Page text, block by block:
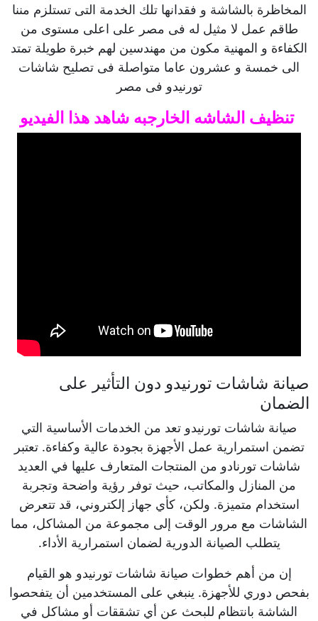
المخاظرة بالشاشة و فقدانها تلك الخدمة التى تستلزم مننا
طاقم عمل لا مثيل له فى مصر على اعلى مستوى من
الكفاءة و المهنية مكون من مهندسين لهم خبرة طويلة تمتد
الى خمسة و عشرون عاما متواصلة فى تصليح شاشات
تورنيدو فى مصر
تنظيف الشاشه الخارجبه شاهد هذا الفيديو
صيانة شاشات تورنيدو دون التأثير على
الضمان
صيانة شاشات تورنيدو تعد من الخدمات الأساسية التي
تضمن استمرارية عمل الأجهزة بجودة عالية وكفاءة. تعتبر
شاشات تورنادو من المنتجات المتعارف عليها في العديد
من المنازل والمكاتب، حيث توفر رؤية واضحة وتجربة
استخدام متميزة. ولكن، كأي جهاز إلكتروني، قد تتعرض
الشاشات مع مرور الوقت إلى مجموعة من المشاكل، مما
يتطلب الصيانة الدورية لضمان استمرارية الأداء.
إن من أهم خطوات صيانة شاشات تورنيدو هو القيام
بفحص دوري للأجهزة. ينبغي على المستخدمين أن يتفحصوا
الشاشة بانتظام للبحث عن أي تشققات أو مشاكل في